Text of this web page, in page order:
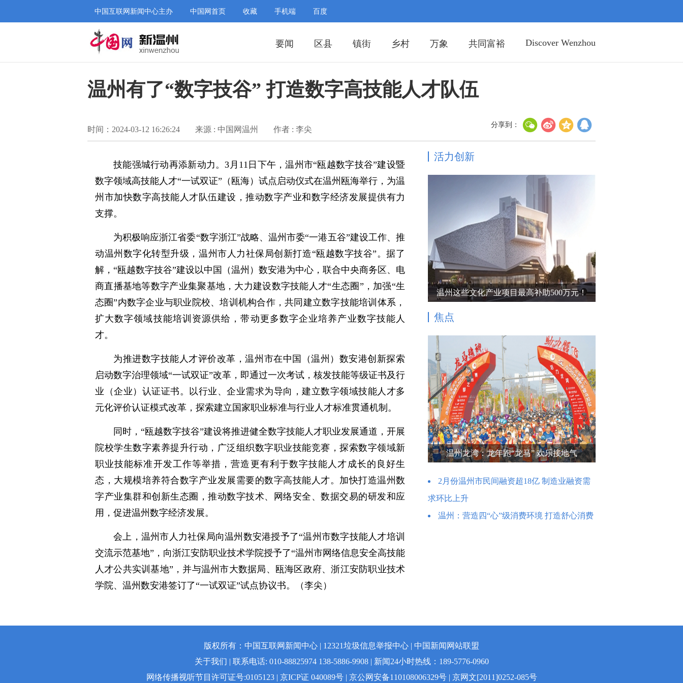
中国互联网新闻中心主办 中国网首页 收藏 手机端 百度
Discover Wenzhou
共同富裕
万象
乡村
镇街
区县
要闻
温州有了“数字技谷” 打造数字高技能人才队伍
时间：2024-03-12 16:26:24 来源 : 中国网温州 作者 : 李尖
分享到：
技能强城行动再添新动力。3月11日下午，温州市“瓯越数字技谷”建设暨
数字领域高技能人才“一试双证”（瓯海）试点启动仪式在温州瓯海举行，为温
州市加快数字高技能人才队伍建设，推动数字产业和数字经济发展提供有力
支撑。
为积极响应浙江省委“数字浙江”战略、温州市委“一港五谷”建设工作、推
动温州数字化转型升级，温州市人力社保局创新打造“瓯越数字技谷”。据了
解，“瓯越数字技谷”建设以中国（温州）数安港为中心，联合中央商务区、电
商直播基地等数字产业集聚基地，大力建设数字技能人才“生态圈”，加强“生
态圈”内数字企业与职业院校、培训机构合作，共同建立数字技能培训体系，
扩大数字领域技能培训资源供给，带动更多数字企业培养产业数字技能人
才。
为推进数字技能人才评价改革，温州市在中国（温州）数安港创新探索
启动数字治理领域“一试双证”改革，即通过一次考试，核发技能等级证书及行
业（企业）认证证书。以行业、企业需求为导向，建立数字领域技能人才多
元化评价认证模式改革，探索建立国家职业标准与行业人才标准贯通机制。
同时，“瓯越数字技谷”建设将推进健全数字技能人才职业发展通道，开展
院校学生数字素养提升行动，广泛组织数字职业技能竞赛，探索数字领域新
职业技能标准开发工作等举措，营造更有利于数字技能人才成长的良好生
态，大规模培养符合数字产业发展需要的数字高技能人才。加快打造温州数
字产业集群和创新生态圈，推动数字技术、网络安全、数据交易的研发和应
用，促进温州数字经济发展。
会上，温州市人力社保局向温州数安港授予了“温州市数字技能人才培训
交流示范基地”，向浙江安防职业技术学院授予了“温州市网络信息安全高技能
人才公共实训基地”，并与温州市大数据局、瓯海区政府、浙江安防职业技术
学院、温州数安港签订了“一试双证”试点协议书。（李尖）
活力创新
温州这些文化产业项目最高补助500万元！
焦点
温州龙湾：龙年跑“龙马” 欢乐接地气
2月份温州市民间融资超18亿 制造业融资需
求环比上升
温州：营造四“心”级消费环境 打造舒心消费
版权所有：中国互联网新闻中心 | 12321垃圾信息举报中心 | 中国新闻网站联盟
关于我们 | 联系电话: 010-88825974 138-5886-9908 | 新闻24小时热线：189-5776-0960
网络传播视听节目许可证号:0105123 | 京ICP证 040089号 | 京公网安备110108006329号 | 京网文[2011]0252-085号